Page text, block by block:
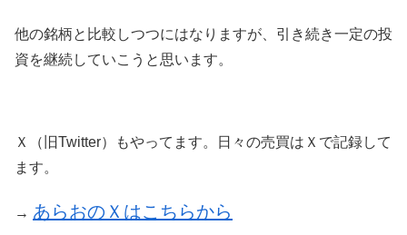
他の銘柄と比較しつつにはなりますが、引き続き一定の投
資を継続していこうと思います。
Ｘ（旧Twitter）もやってます。日々の売買はＸで記録して
ます。
→ あらおのＸはこちらから